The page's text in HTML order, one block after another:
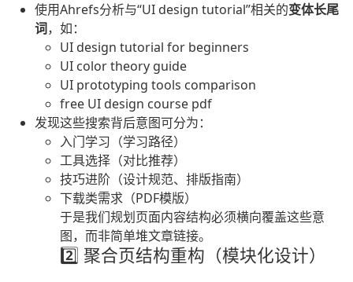
使用Ahrefs分析与“UI design tutorial”相关的变体长尾
词，如：
UI design tutorial for beginners
UI color theory guide
UI prototyping tools comparison
free UI design course pdf
发现这些搜索背后意图可分为：
入门学习（学习路径）
工具选择（对比推荐）
技巧进阶（设计规范、排版指南）
下载类需求（PDF模版）
于是我们规划页面内容结构必须横向覆盖这些意
图，而非简单堆文章链接。
2️⃣ 聚合页结构重构（模块化设计）